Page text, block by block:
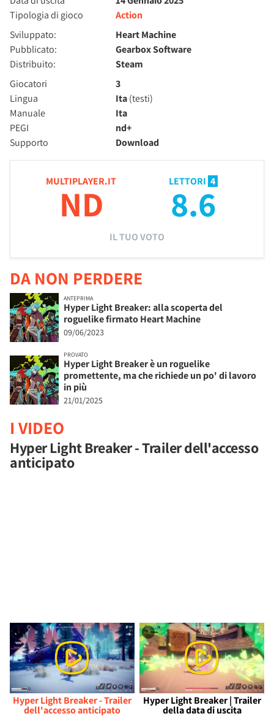
Tipologia di gioco
Action
Sviluppato:
Heart Machine
Pubblicato:
Gearbox Software
Distribuito:
Steam
Giocatori
3
Lingua
Ita(testi)
Manuale
Ita
PEGI
nd+
Supporto
Download
MULTIPLAYER.IT
ND
LETTORI 4
8.6
IL TUO VOTO
DA NON PERDERE
ANTEPRIMA
Hyper Light Breaker: alla scoperta del
roguelike firmato Heart Machine
09/06/2023
PROVATO
Hyper Light Breaker è un roguelike
promettente, ma che richiede un po' di lavoro
in più
21/01/2025
I VIDEO
Hyper Light Breaker - Trailer dell'accesso
anticipato
Hyper Light Breaker - Trailer
dell'accesso anticipato
Hyper Light Breaker | Trailer
della data di uscita